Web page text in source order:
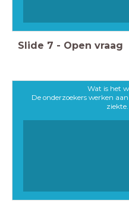
Slide 7 - Open vraag
Wat is het
De onderzoekers werken aan
ziekte.